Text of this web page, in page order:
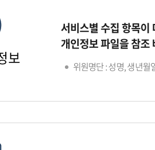
보
서비스별 수집 항목이
개인정보 파일을 참조
위원명단 : 성명, 생년월